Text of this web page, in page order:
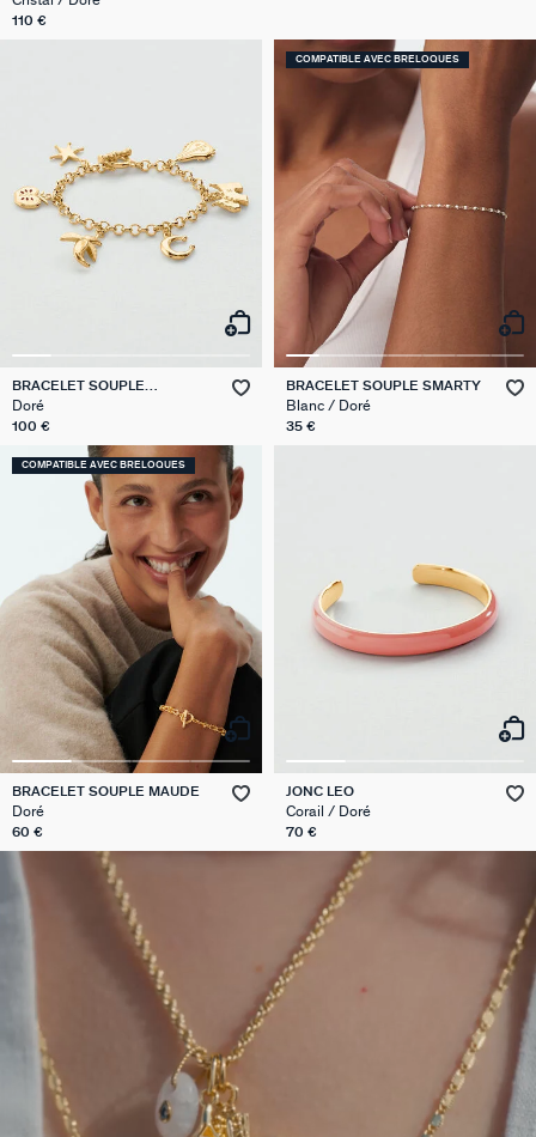
110 €
BRACELET SOUPLE
BRELOQUES PANGEA
Doré
100 €
COMPATIBLE AVEC BRELOQUES
BRACELET SOUPLE SMARTY
Blanc / Doré
35 €
COMPATIBLE AVEC BRELOQUES
BRACELET SOUPLE MAUDE
Doré
60 €
JONC LEO
Corail / Doré
70 €